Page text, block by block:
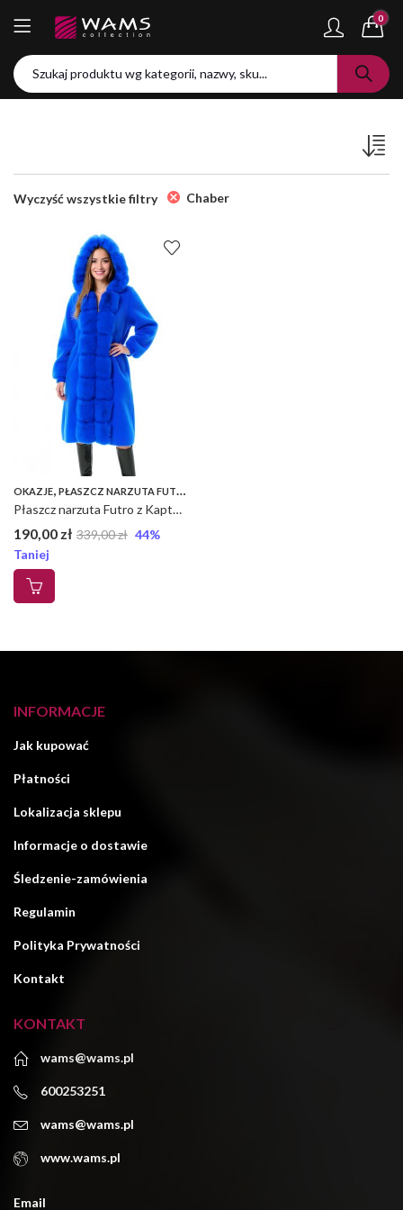
0
Wyczyść wszystkie filtry Chaber
OKAZJE, PŁASZCZ NARZUTA FUTRO Z KAPTUREM
Płaszcz narzuta Futro z Kapturem – Zimowa UNI – Chaber, UNI
190,00 zł 339,00zł 44%
Taniej
INFORMACJE
Jak kupować
Płatności
Lokalizacja sklepu
Informacje o dostawie
Śledzenie-zamówienia
Regulamin
Polityka Prywatności
Kontakt
KONTAKT
wams@wams.pl
600253251
wams@wams.pl
www.wams.pl
Email